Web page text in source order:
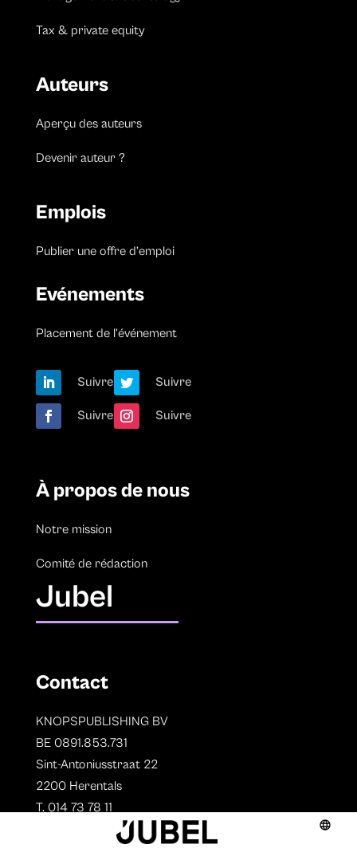
Tax & private equity
Auteurs
Aperçu des auteurs
Devenir auteur ?
Emplois
Publier une offre d’emploi
Evénements
Placement de l’événement
Suivre Suivre
Suivre Suivre
À propos de nous
Notre mission
Comité de rédaction
Jubel
Contact
KNOPSPUBLISHING BV
BE 0891.853.731
Sint-Antoniusstraat 22
2200 Herentals
T. 014 73 78 11